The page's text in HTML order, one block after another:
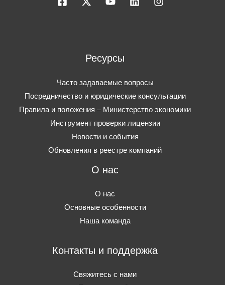
Ресурсы
Часто задаваемые вопросы
Посредничество и юридические консультации
Правила и положения – Министерство экономики
Инструмент проверки лицензии
Новости и события
Обновления в реестре компаний
О нас
О нас
Основные особенности
Наша команда
Контакты и поддержка
Свяжитесь с нами